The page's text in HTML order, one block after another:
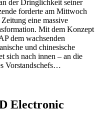
der Dringlichkeit seiner
forderte am Mittwoch
eine massive
Mit dem Konzept
dem wachsenden
und chinesische
sich nach innen – an die
Vorstandschefs…
Electronic